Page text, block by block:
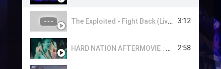
The Exploited - Fight Back (Live @ Helitehas, Tallinn, Estonia 20.04.2019) 3:12
HARD NATION AFTERMOVIE : Brennan Heart with "Show Me Your True Colors" Album Tour 2019 @ Helitehas 2:58